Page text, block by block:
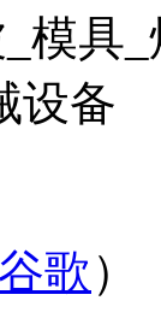
模具
械
谷歌 ）